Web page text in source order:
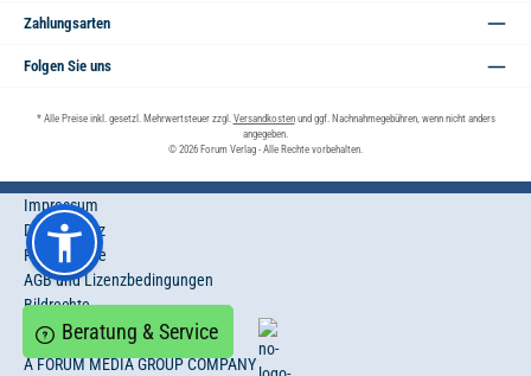
Zahlungsarten
Folgen Sie uns
* Alle Preise inkl. gesetzl. Mehrwertsteuer zzgl. Versandkostenund ggf. Nachnahmegebühren, wenn nicht anders
angegeben.
© 2026 Forum Verlag - Alle Rechte vorbehalten.
Impressum
Datenschutz
Privatsphäre
AGB und Lizenzbedingungen
Bildrechte
A FORUM MEDIA GROUP COMPANY
Beratung & Service